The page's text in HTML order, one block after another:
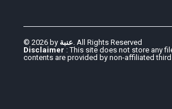
© 2026 by عنبة. All Rights Reserved
Disclaimer : This site does not store any
contents are provided by non-affiliated